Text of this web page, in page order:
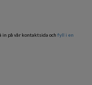
på vår kontaktsida och fyll i en